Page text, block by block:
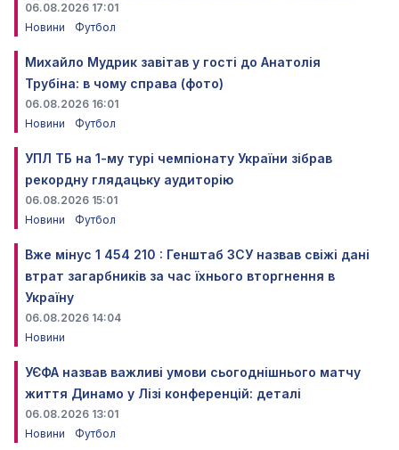
06.08.2026 17:01
Новини
Футбол
Михайло Мудрик завітав у гості до Анатолія
Трубіна: в чому справа (фото)
06.08.2026 16:01
Новини
Футбол
УПЛ ТБ на 1-му турі чемпіонату України зібрав
рекордну глядацьку аудиторію
06.08.2026 15:01
Новини
Футбол
Вже мінус 1 454 210 : Генштаб ЗСУ назвав свіжі дані
втрат загарбників за час їхнього вторгнення в
Україну
06.08.2026 14:04
Новини
УЄФА назвав важливі умови сьогоднішнього матчу
життя Динамо у Лізі конференцій: деталі
06.08.2026 13:01
Новини
Футбол